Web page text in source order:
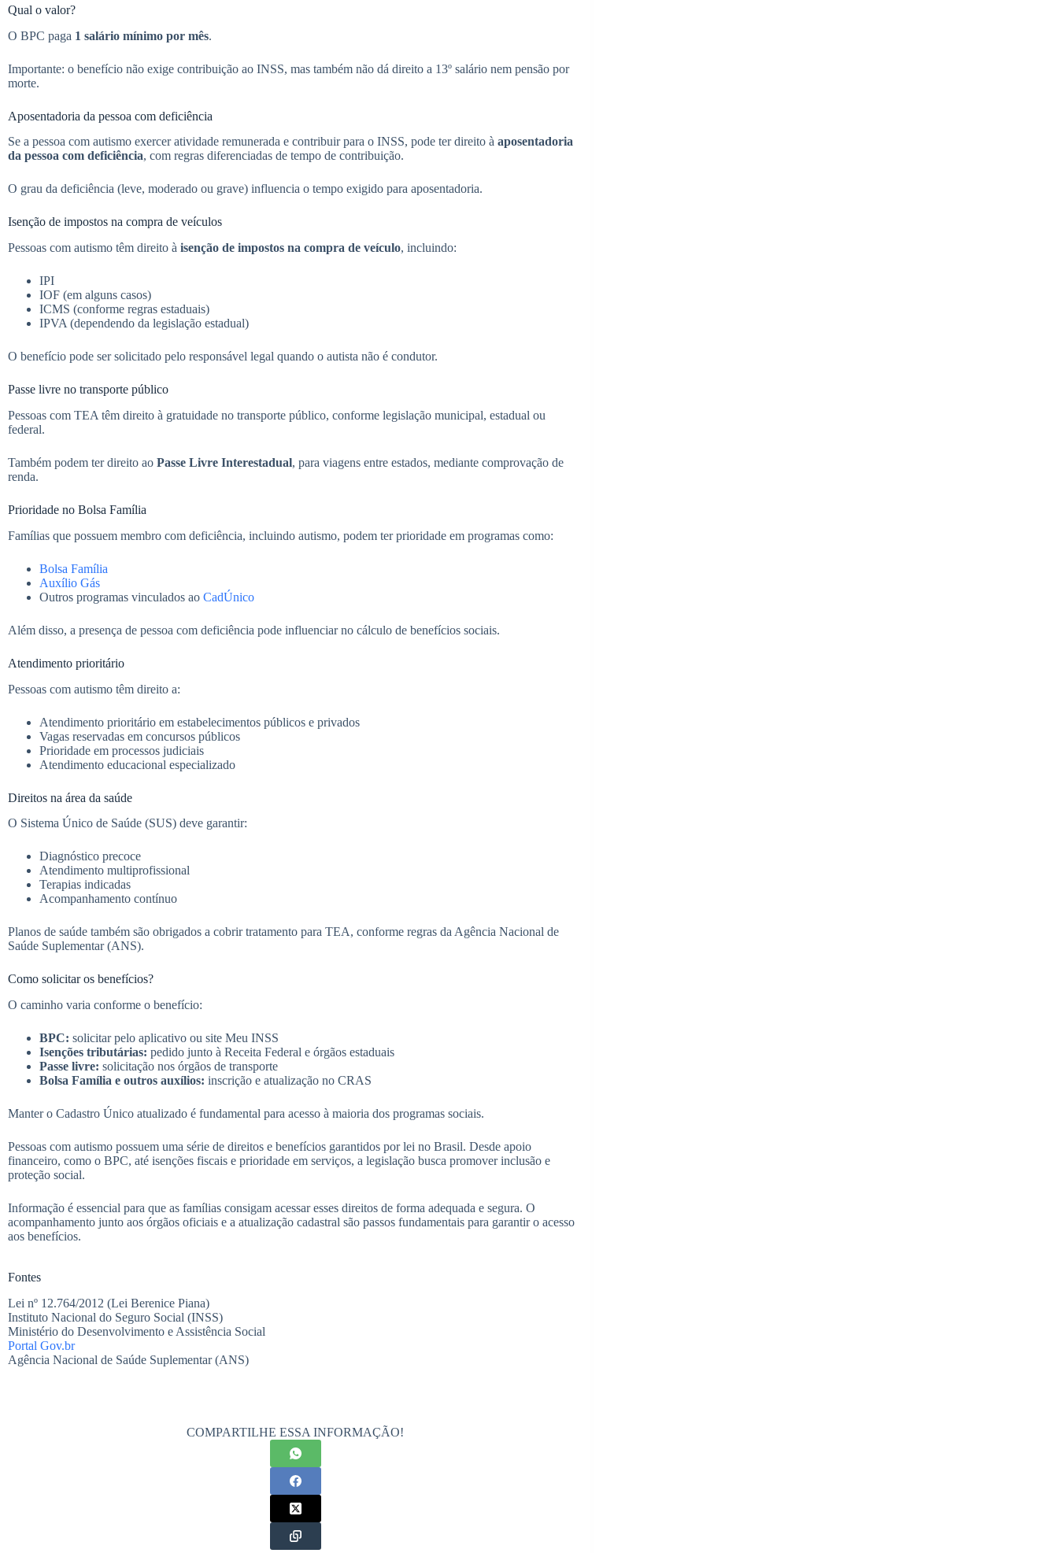
Qual o valor?
O BPC paga 1 salário mínimo por mês.
Importante: o benefício não exige contribuição ao INSS, mas também não dá direito a 13º salário nem pensão por
morte.
Aposentadoria da pessoa com deficiência
Se a pessoa com autismo exercer atividade remunerada e contribuir para o INSS, pode ter direito à aposentadoria
da pessoa com deficiência, com regras diferenciadas de tempo de contribuição.
O grau da deficiência (leve, moderado ou grave) influencia o tempo exigido para aposentadoria.
Isenção de impostos na compra de veículos
Pessoas com autismo têm direito à isenção de impostos na compra de veículo, incluindo:
IPI
IOF (em alguns casos)
ICMS (conforme regras estaduais)
IPVA (dependendo da legislação estadual)
O benefício pode ser solicitado pelo responsável legal quando o autista não é condutor.
Passe livre no transporte público
Pessoas com TEA têm direito à gratuidade no transporte público, conforme legislação municipal, estadual ou
federal.
Também podem ter direito ao Passe Livre Interestadual, para viagens entre estados, mediante comprovação de
renda.
Prioridade no Bolsa Família
Famílias que possuem membro com deficiência, incluindo autismo, podem ter prioridade em programas como:
Bolsa Família
Auxílio Gás
Outros programas vinculados ao CadÚnico
Além disso, a presença de pessoa com deficiência pode influenciar no cálculo de benefícios sociais.
Atendimento prioritário
Pessoas com autismo têm direito a:
Atendimento prioritário em estabelecimentos públicos e privados
Vagas reservadas em concursos públicos
Prioridade em processos judiciais
Atendimento educacional especializado
Direitos na área da saúde
O Sistema Único de Saúde (SUS) deve garantir:
Diagnóstico precoce
Atendimento multiprofissional
Terapias indicadas
Acompanhamento contínuo
Planos de saúde também são obrigados a cobrir tratamento para TEA, conforme regras da Agência Nacional de
Saúde Suplementar (ANS).
Como solicitar os benefícios?
O caminho varia conforme o benefício:
BPC: solicitar pelo aplicativo ou site Meu INSS
Isenções tributárias: pedido junto à Receita Federal e órgãos estaduais
Passe livre: solicitação nos órgãos de transporte
Bolsa Família e outros auxílios: inscrição e atualização no CRAS
Manter o Cadastro Único atualizado é fundamental para acesso à maioria dos programas sociais.
Pessoas com autismo possuem uma série de direitos e benefícios garantidos por lei no Brasil. Desde apoio
financeiro, como o BPC, até isenções fiscais e prioridade em serviços, a legislação busca promover inclusão e
proteção social.
Informação é essencial para que as famílias consigam acessar esses direitos de forma adequada e segura. O
acompanhamento junto aos órgãos oficiais e a atualização cadastral são passos fundamentais para garantir o acesso
aos benefícios.
Fontes
Lei nº 12.764/2012 (Lei Berenice Piana)
Instituto Nacional do Seguro Social (INSS)
Ministério do Desenvolvimento e Assistência Social
Portal Gov.br
Agência Nacional de Saúde Suplementar (ANS)
COMPARTILHE ESSA INFORMAÇÃO!